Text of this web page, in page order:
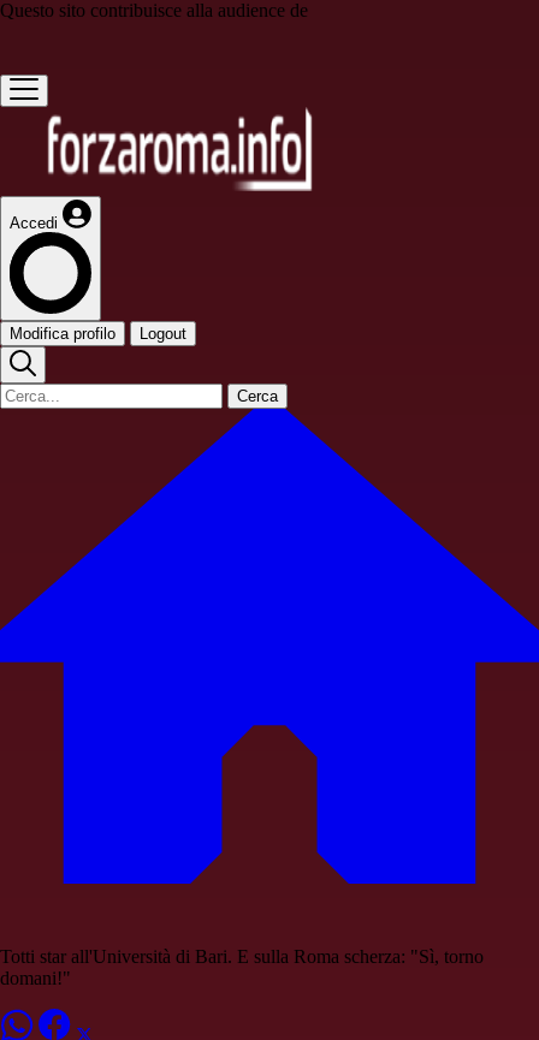
Questo sito contribuisce alla audience de
Accedi
Modifica profilo Logout
Cerca
Totti star all'Università di Bari. E sulla Roma scherza: "Sì, torno
domani!"